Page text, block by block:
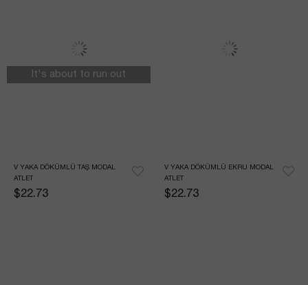
V YAKA DÖKÜMLÜ TAŞ MODAL
ATLET
$22.73
It's about to run out
V YAKA DÖKÜMLÜ EKRU MODAL
ATLET
$22.73